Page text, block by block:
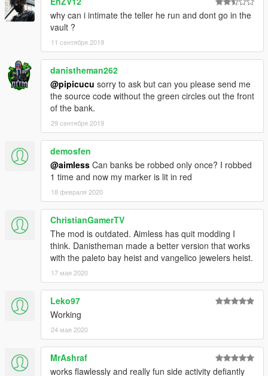
why can i intimate the teller he run and dont go in the
vault ?
11 сентября 2019
danistheman262
@pipicucu sorry to ask but can you please send me
the source code without the green circles out the front
of the bank.
29 сентября 2019
demosfen
@aimless Can banks be robbed only once? I robbed
1 time and now my marker is lit in red
18 февраля 2020
ChristianGamerTV
The mod is outdated. Aimless has quit modding I
think. Danistheman made a better version that works
with the paleto bay heist and vangelico jewelers heist.
17 мая 2020
Leko97
Working
24 мая 2020
MrAshraf
works flawlessly and really fun side activity defiantly